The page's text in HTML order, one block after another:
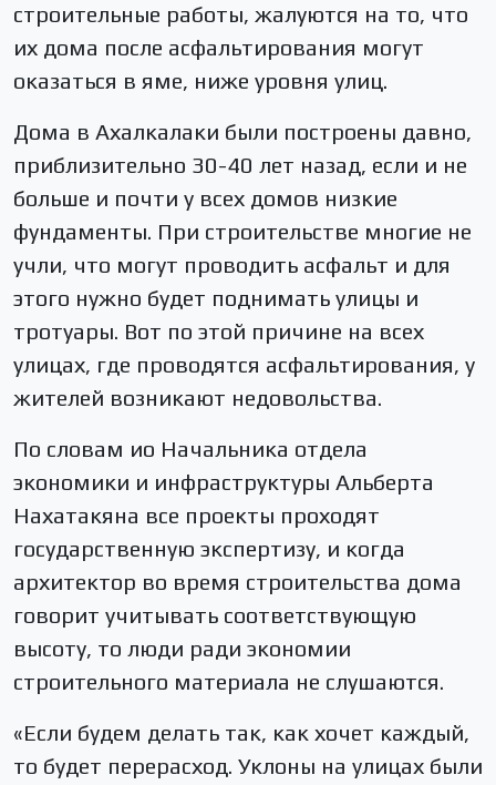
строительные работы, жалуются на то, что
их дома после асфальтирования могут
оказаться в яме, ниже уровня улиц.
Дома в Ахалкалаки были построены давно,
приблизительно 30-40 лет назад, если и не
больше и почти у всех домов низкие
фундаменты. При строительстве многие не
учли, что могут проводить асфальт и для
этого нужно будет поднимать улицы и
тротуары. Вот по этой причине на всех
улицах, где проводятся асфальтирования, у
жителей возникают недовольства.
По словам ио Начальника отдела
экономики и инфраструктуры Альберта
Нахатакяна все проекты проходят
государственную экспертизу, и когда
архитектор во время строительства дома
говорит учитывать соответствующую
высоту, то люди ради экономии
строительного материала не слушаются.
«Если будем делать так, как хочет каждый,
то будет перерасход. Уклоны на улицах были